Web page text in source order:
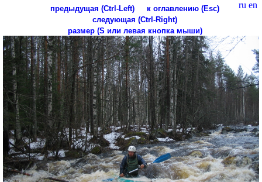
ru en
предыдущая (Ctrl-Left)
к оглавлению (Esc)
следующая (Ctrl-Right)
размер (S или левая кнопка мыши)